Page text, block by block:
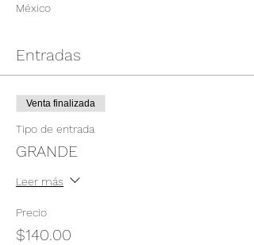
México
Entradas
Venta finalizada
Tipo de entrada
GRANDE
Leer más
Precio
$140.00